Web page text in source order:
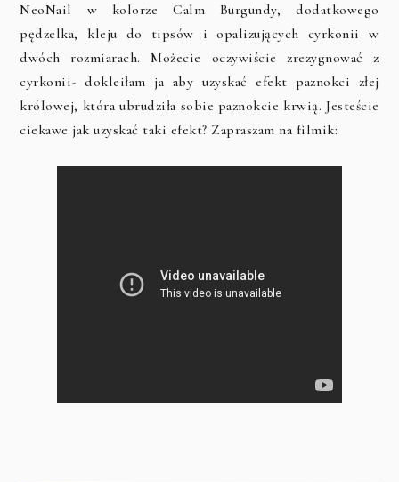
NeoNail w kolorze Calm Burgundy, dodatkowego
pędzelka, kleju do tipsów i opalizujących cyrkonii w
dwóch rozmiarach. Możecie oczywiście zrezygnować z
cyrkonii- dokleiłam ja aby uzyskać efekt paznokci złej
królowej, która ubrudziła sobie paznokcie krwią. Jesteście
ciekawe jak uzyskać taki efekt? Zapraszam na filmik: